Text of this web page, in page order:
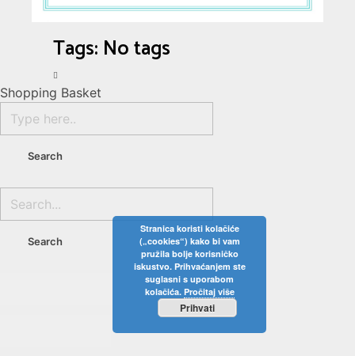
Tags: No tags
Shopping Basket
Stranica koristi kolačiće
(„cookies“) kako bi vam
pružila bolje korisničko
iskustvo. Prihvaćanjem ste
suglasni s uporabom
kolačića. Pročitaj više
Prihvati